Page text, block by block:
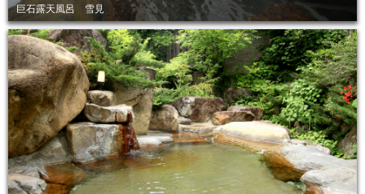
巨石露天風呂 雪見